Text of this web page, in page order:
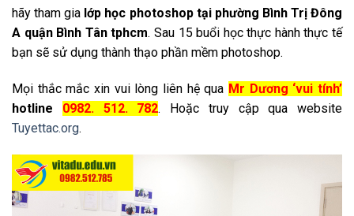
hãy tham gia lớp học photoshop tại phường Bình Trị Đông
A quận Bình Tân tphcm. Sau 15 buổi học thực hành thực tế
bạn sẽ sử dụng thành thạo phần mềm photoshop.
Mọi thắc mắc xin vui lòng liên hệ qua Mr Dương ‘vui tính’
hotline
0982. 512. 782. Hoặc truy cập qua website
Tuyettac.org.